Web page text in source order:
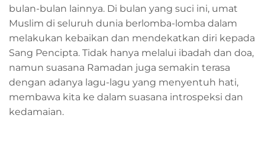
bulan-bulan lainnya. Di bulan yang suci ini, umat
Muslim di seluruh dunia berlomba-lomba dalam
melakukan kebaikan dan mendekatkan diri kepada
Sang Pencipta. Tidak hanya melalui ibadah dan doa,
namun suasana Ramadan juga semakin terasa
dengan adanya lagu-lagu yang menyentuh hati,
membawa kita ke dalam suasana introspeksi dan
kedamaian.